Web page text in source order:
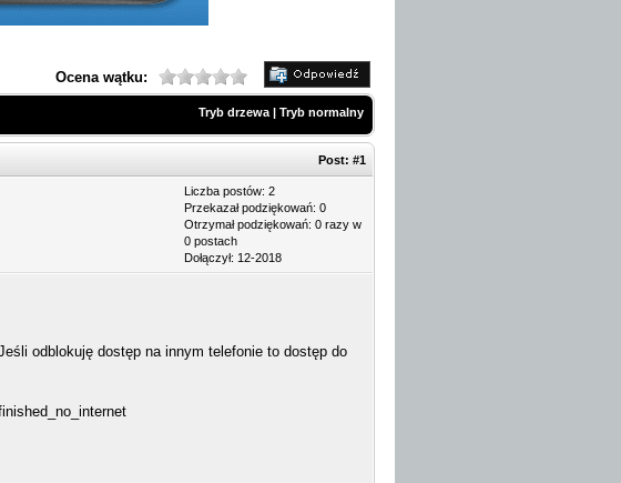
Ocena wątku:
Tryb drzewa | Tryb normalny
Post: #1
Liczba postów: 2
Przekazał podziękowań: 0
Otrzymał podziękowań: 0 razy w
0 postach
Dołączył: 12-2018
odblokuję dostęp na innym telefonie to dostęp do